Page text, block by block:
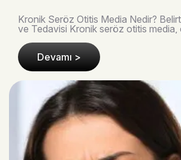
Kronik Seröz Otitis Media Nedir?
ve Tedavisi Kronik seröz otitis media,
Devamı >